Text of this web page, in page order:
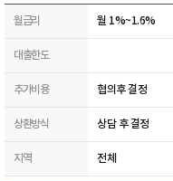
월금리 월 1%~1.6%
대출한도
추가비용 협의후 결정
상환방식 상담 후 결정
지역 전체